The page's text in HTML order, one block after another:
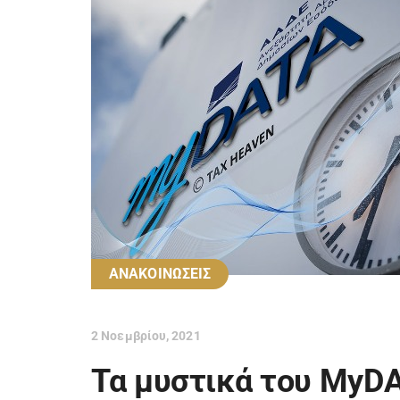
ΑΝΑΚΟΙΝΩΣΕΙΣ
2 Νοεμβρίου, 2021
Τα μυστικά του